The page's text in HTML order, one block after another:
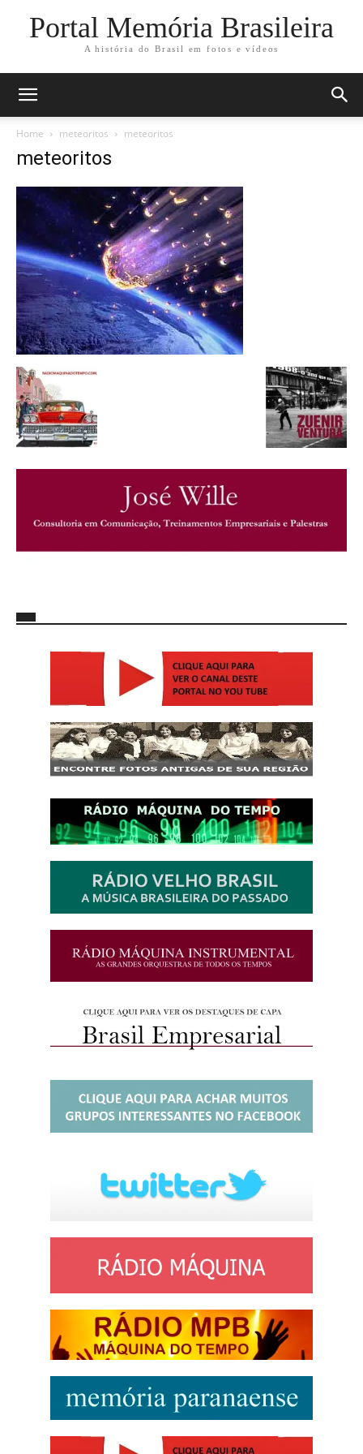
Portal Memória Brasileira
A história do Brasil em fotos e vídeos
Home meteoritos meteoritos
meteoritos
http://josewille.com.br